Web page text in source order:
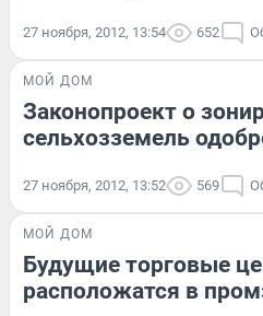
27 ноября, 2012, 13:54 652
МОЙ ДОМ
Законопроект о
сельхозземель
27 ноября, 2012, 13:52 569
МОЙ ДОМ
Будущие торговые
расположатся в